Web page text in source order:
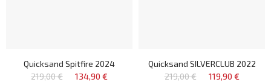
Quicksand Spitfire 2024
219,00 €
134,90 €
Quicksand SILVERCLUB 2022
219,00 €
119,90 €